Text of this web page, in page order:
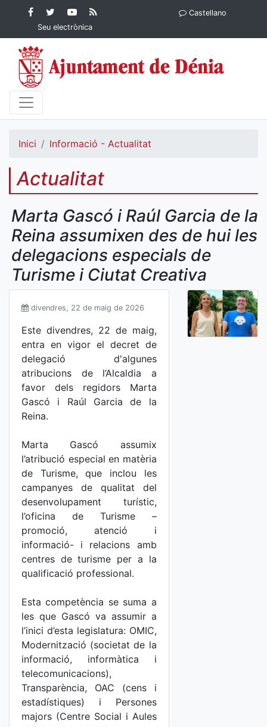
Contingut principalFacebook
Ajuntament de Dénia
Twitter
Ajuntament de
Dénia
YouTube
Ajuntament
de Dénia
Ajuntament
Seu electrònica
Castellano
Inici Informació - Actualitat
Actualitat
Marta Gascó i Raúl Garcia de la
Reina assumixen des de hui les
delegacions especials de
Turisme i Ciutat Creativa
divendres, 22 de maig de 2026
Este divendres, 22 de maig,
entra en vigor el decret de
delegació d'algunes
atribucions de l’Alcaldia a
favor dels regidors Marta
Gascó i Raúl Garcia de la
Reina.
Marta Gascó assumix
l’atribució especial en matèria
de Turisme, que inclou les
campanyes de qualitat del
desenvolupament turístic,
l’oficina de Turisme –
promoció, atenció i
informació- i relacions amb
centres de turisme per a la
qualificació professional.
Esta competència se suma a
les que Gascó va assumir a
l’inici d’esta legislatura: OMIC,
Modernització (societat de la
informació, informàtica i
telecomunicacions),
Transparència, OAC (cens i
estadístiques) i Persones
majors (Centre Social i Aules